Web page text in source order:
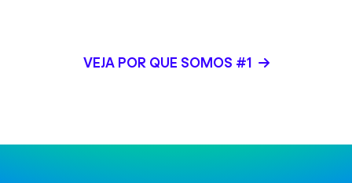
VEJA POR QUE SOMOS #1